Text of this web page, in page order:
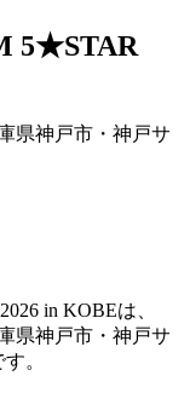
5★STAR
県神戸市・神戸サ
in KOBEは、
県神戸市・神戸サ
。